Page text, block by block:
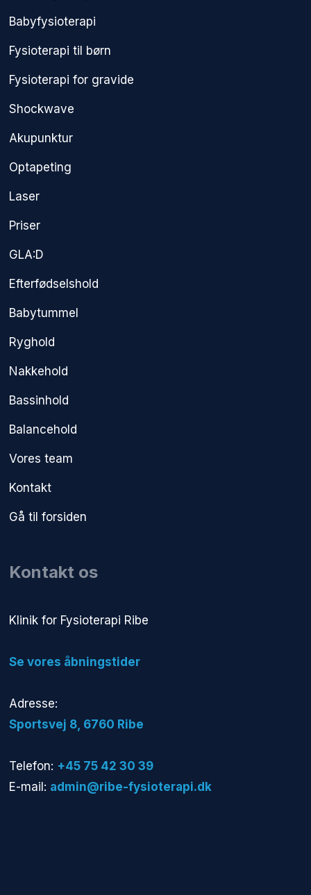
Babyfysioterapi
Fysioterapi til børn
Fysioterapi for gravide
Shockwave
Akupunktur
Optapeting
Laser
Priser
GLA:D
Efterfødselshold
Babytummel
Ryghold
Nakkehold
Bassinhold
Balancehold
Vores team
Kontakt
Gå til forsiden
Kontakt os
​Klinik for Fysioterapi Ribe
​Se vores åbningstider
Adresse:
​Sportsvej 8, 6760 Ribe​
Telefon: +45 75 42 30 39
E-mail: admin@ribe-fysioterapi.dk